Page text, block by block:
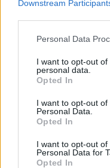
Downstream
Personal Data
I want to opt-out
personal data.
Opted In
I want to opt-out
Personal Data.
Opted In
I want to opt-out
Personal Data for
Opted In
Cookie-
Nyomtatott
Médiaajánlat
Sütibeállítások
Médiatér